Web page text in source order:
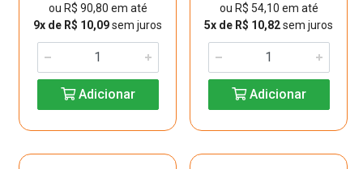
ou R$ 90,80 em até
9x de R$ 10,09sem juros
Adicionar
ou R$ 54,10 em até
5x de R$ 10,82sem juros
Adicionar